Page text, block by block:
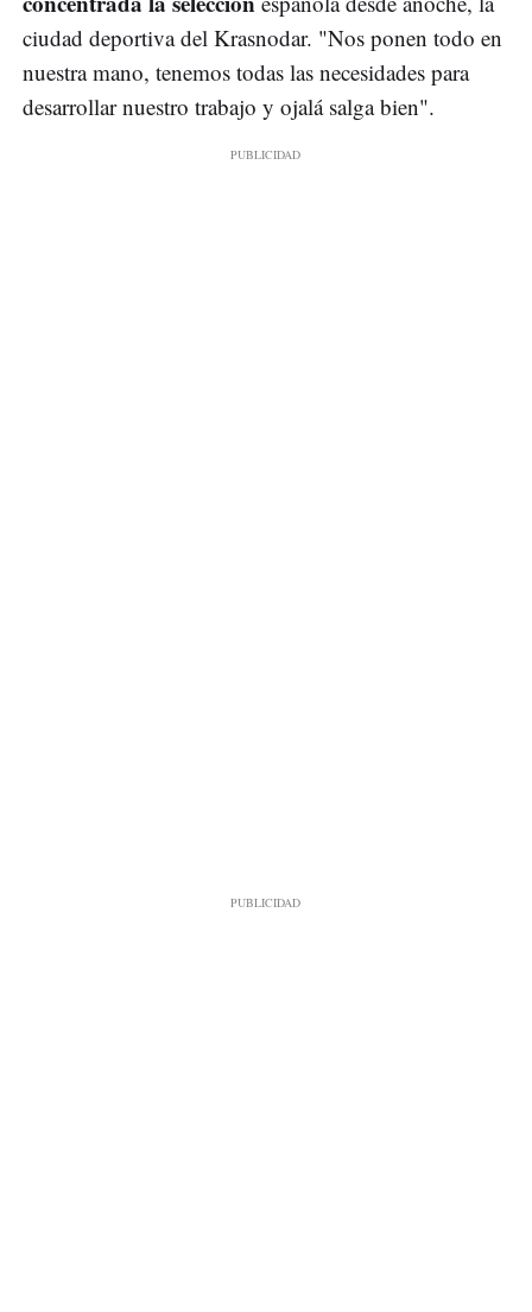
ciudad deportiva del Krasnodar. "Nos ponen todo en
nuestra mano, tenemos todas las necesidades para
desarrollar nuestro trabajo y ojalá salga bien".